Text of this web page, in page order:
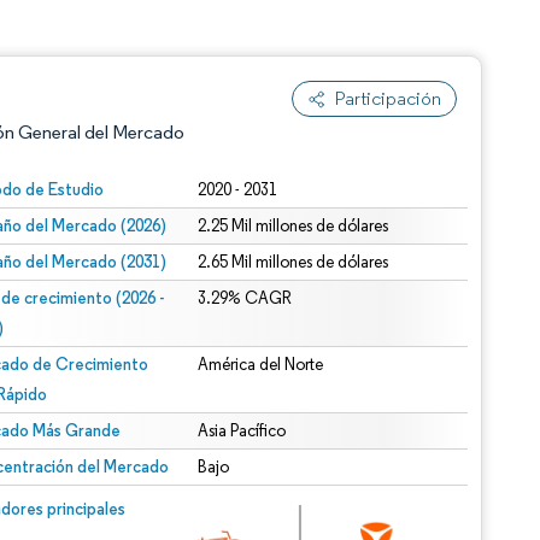
Participación
General del Mercado
de Estudio 2020 - 2031
del Mercado (2026) 2.25 Mil millones de dólares
del Mercado (2031) 2.65 Mil millones de dólares
de crecimiento (2026 -
3.29% CAGR
de Crecimiento
América del Norte
Más Grande Asia Pacífico
del Mercado Bajo
principales
© Mordor Intelligence. El uso requiere atribución según CC BY 4.0.
CC BY 4.0.